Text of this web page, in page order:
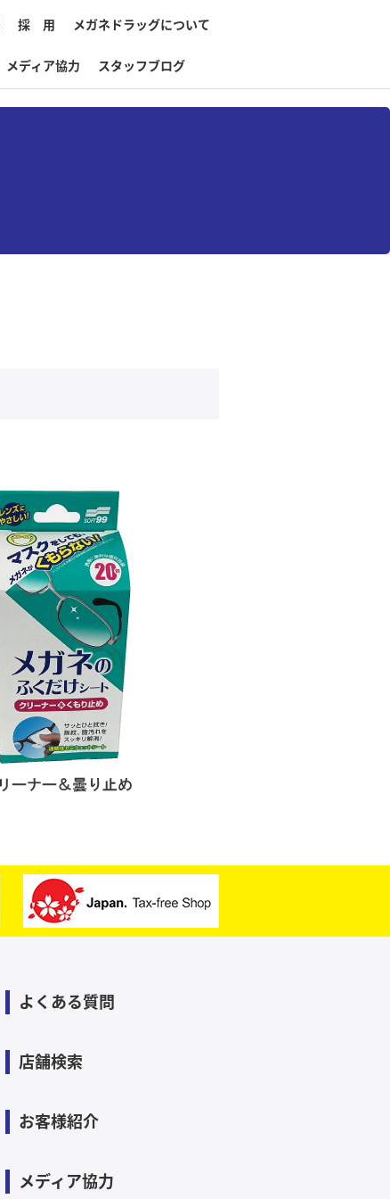
採 用 メガネドラッグについて
メディア協力 スタッフブログ
よくある質問
店舗検索
お客様紹介
メディア協力